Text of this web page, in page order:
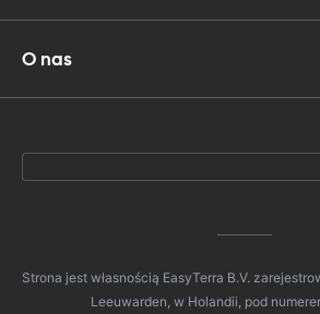
O nas
Strona jest własnością EasyTerra B.V.
Leeuwarden, w Holandii, pod